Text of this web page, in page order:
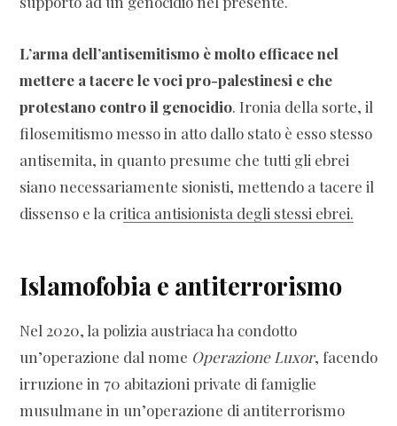
L’arma dell’antisemitismo è molto efficace nel
mettere a tacere le voci pro-palestinesi e che
protestano contro il genocidio. Ironia della sorte, il
filosemitismo messo in atto dallo stato è esso stesso
antisemita, in quanto presume che tutti gli ebrei
siano necessariamente sionisti, mettendo a tacere il
dissenso e la critica antisionista degli stessi ebrei.
Islamofobia e antiterrorismo
Nel 2020, la polizia austriaca ha condotto
un’operazione dal nome Operazione Luxor, facendo
irruzione in 70 abitazioni private di famiglie
musulmane in un’operazione di antiterrorismo